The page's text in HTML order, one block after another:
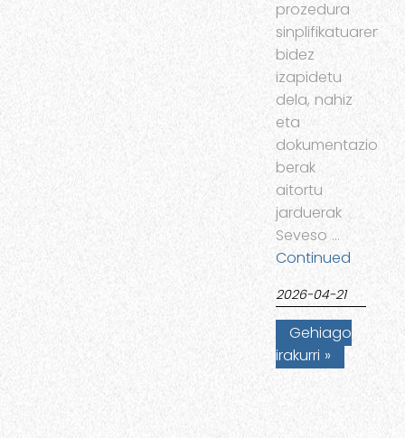
prozedura
sinplifikatuaren
bidez
izapidetu
dela, nahiz
eta
dokumentazioak
berak
aitortu
jarduerak
Seveso …
Continued
2026-04-21
Gehiago
irakurri